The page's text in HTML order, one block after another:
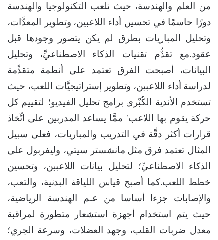
من العلم والهندسة، حيث تلعب التكنولوجيا والهندسة
دورًا حاسمًا في تحسين أداء اللاعبين، وتطوير المعدَّات،
وتحليل المباريات بطرق لم يكن يتصور وجودها قبل
عقود.مع تقدُّم تقنيات الذكاء الاصطناعيِّ، وتحليل
البيانات، أصبحت الفرق تعتمد على أنظمة متقدِّمة
لدراسة أداء اللاعبين، وتطوير إستراتيجيَّات اللعب، حيث
تستخدم الأندية الكُبْرى برامج تحليل الفيديو؛ لتقييم كل
حركة يقوم بها اللاعب؛ ممَّا يساعد المدربين على اتِّخاذ
قرارات أكثر دقَّة في التدريب والمباريات، فعلى سبيل
المثال تعتمد فرق مثل مانشستر سيتي، وليفربول على
الذكاء الاصطناعيِّ؛ لتحليل بيانات اللاعبين، وتحسين
خطط اللعب.كما أصبح قياس اللياقة البدنية، والتعب،
والإصابات جزءا أساسا من علم الهندسة الرياضية،
حيث يتم استخدام أجهزة استشعار متطورة لمراقبة
معدل ضربات القلب، وجهد العضلات، وسرعة الجري؛